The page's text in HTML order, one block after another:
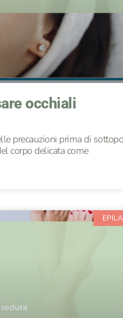
occhiali
precauzioni prima di
corpo delicata come